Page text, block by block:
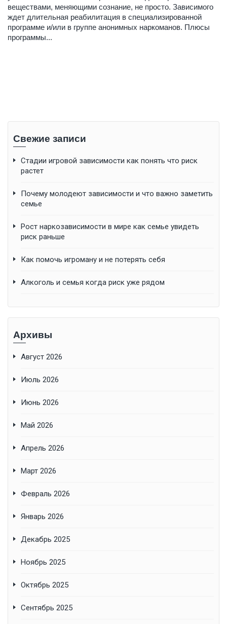
веществами, меняющими сознание, не просто. Зависимого
ждет длительная реабилитация в специализированной
программе и/или в группе анонимных наркоманов. Плюсы
программы...
Свежие записи
Стадии игровой зависимости как понять что риск
растет
Почему молодеют зависимости и что важно заметить
семье
Рост наркозависимости в мире как семье увидеть
риск раньше
Как помочь игроману и не потерять себя
Алкоголь и семья когда риск уже рядом
Архивы
Август 2026
Июль 2026
Июнь 2026
Май 2026
Апрель 2026
Март 2026
Февраль 2026
Январь 2026
Декабрь 2025
Ноябрь 2025
Октябрь 2025
Сентябрь 2025